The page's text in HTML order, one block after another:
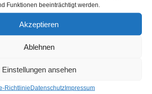
Funktionen beeinträchtigt werden.
Akzeptieren
Ablehnen
Einstellungen ansehen
RichtlinieDatenschutzImpressum